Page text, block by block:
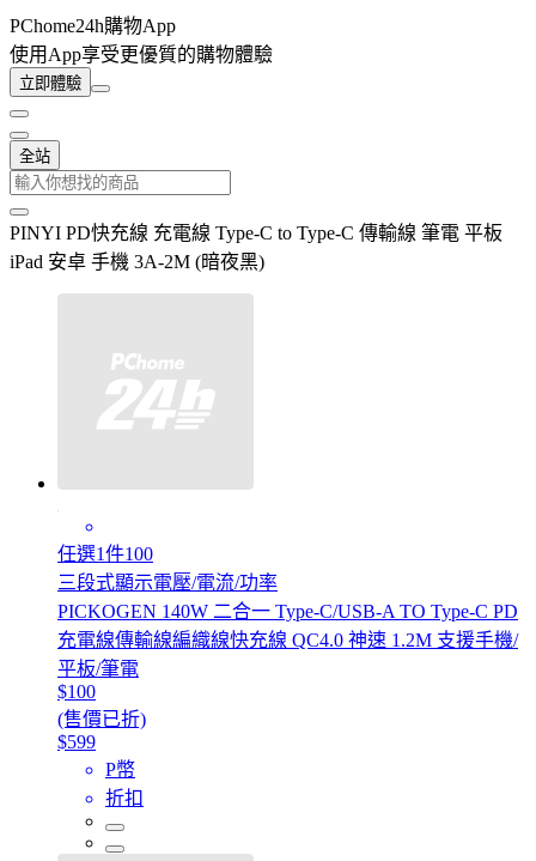
PChome24h購物App
使用App享受更優質的購物體驗
立即體驗
全站
PINYI PD快充線 充電線 Type-C to Type-C 傳輸線 筆電 平板
iPad 安卓 手機 3A-2M (暗夜黑)
任選1件100
三段式顯示電壓/電流/功率
PICKOGEN 140W 二合一 Type-C/USB-A TO Type-C PD
充電線傳輸線編織線快充線 QC4.0 神速 1.2M 支援手機/
平板/筆電
$100
(售價已折)
$599
P幣
折扣